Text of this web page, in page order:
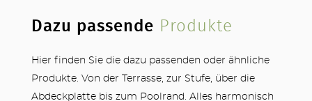
OUTDOOR KÜCHE
Dazu passende Produkte
Hier finden Sie die dazu passenden oder ähnliche
Produkte. Von der Terrasse, zur Stufe, über die
Abdeckplatte bis zum Poolrand. Alles harmonisch